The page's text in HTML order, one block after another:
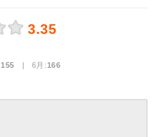
3.35
155 | 6月:166